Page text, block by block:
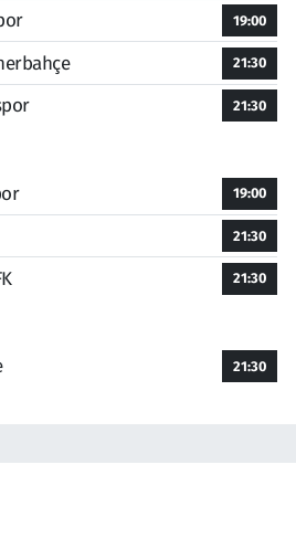
19:00
21:30
21:30
19:00
21:30
21:30
21:30